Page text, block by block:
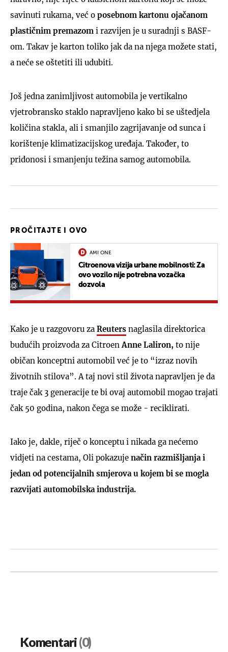
savinuti rukama, već o posebnom kartonu ojačanom
plastičnim premazom i razvijen je u suradnji s BASF-
om. Takav je karton toliko jak da na njega možete stati,
a neće se oštetiti ili udubiti.
Još jedna zanimljivost automobila je vertikalno
vjetrobransko staklo napravljeno kako bi se uštedjela
količina stakla, ali i smanjilo zagrijavanje od sunca i
korištenje klimatizacijskog uređaja. Također, to
pridonosi i smanjenju težina samog automobila.
PROČITAJTE I OVO
AMI ONE
Citroenova vizija urbane mobilnosti: Za
ovo vozilo nije potrebna vozačka
dozvola
Kako je u razgovoru za Reuters naglasila direktorica
budućih proizvoda za Citroen Anne Laliron, to nije
običan konceptni automobil već je to “izraz novih
životnih stilova”. A taj novi stil života napravljen je da
traje čak 3 generacije te bi ovaj automobil mogao trajati
čak 50 godina, nakon čega se može - reciklirati.
Iako je, dakle, riječ o konceptu i nikada ga nećemo
vidjeti na cestama, Oli pokazuje način razmišljanja i
jedan od potencijalnih smjerova u kojem bi se mogla
razvijati automobilska industrija.
Komentari(0)